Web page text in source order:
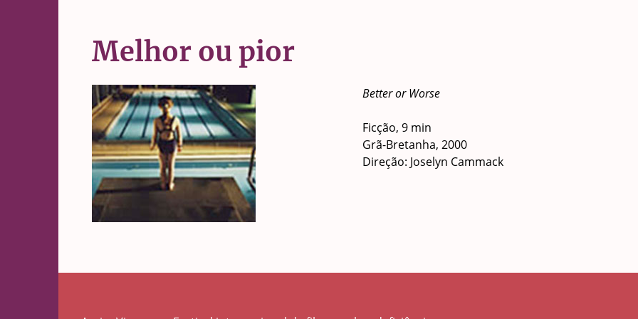
Melhor ou pior
Better or Worse
Ficção, 9 min
Grã-Bretanha, 2000
Direção: Joselyn Cammack